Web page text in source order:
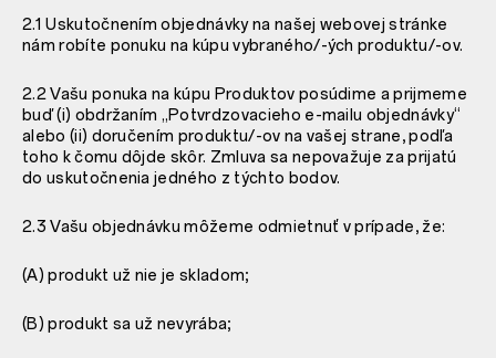
2.1 Uskutočnením objednávky na našej webovej stránke
nám robíte ponuku na kúpu vybraného/-ých produktu/-ov.
2.2 Vašu ponuka na kúpu Produktov posúdime a prijmeme
buď (i) obdržaním „Potvrdzovacieho e-mailu objednávky“
alebo (ii) doručením produktu/-ov na vašej strane, podľa
toho k čomu dôjde skôr. Zmluva sa nepovažuje za prijatú
do uskutočnenia jedného z týchto bodov.
2.3 Vašu objednávku môžeme odmietnuť v prípade, že:
(A) produkt už nie je skladom;
(B) produkt sa už nevyrába;